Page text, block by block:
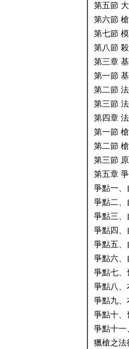
第五節
第六節
第七節
第八節
第三章
第一節
第二節
第三節
第四章
第一節
第二節
第三節
第五章
爭點一、
爭點二、
爭點三、
爭點四、
爭點五、
爭點六、
爭點七、
爭點八、
爭點九、
爭點十、
爭點十一
獵槍之法